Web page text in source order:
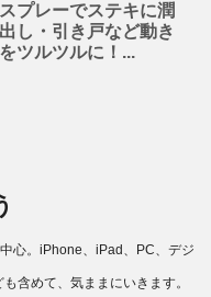
プレーでステキに潤
し・引き戸など動き
ツルツルに！...
心。iPhone、iPad、PC、デジ
含めて、気ままにいきます。